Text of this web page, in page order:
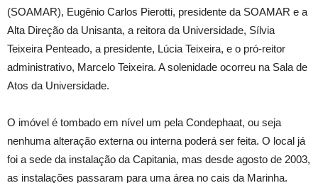
(SOAMAR), Eugênio Carlos Pierotti, presidente da SOAMAR e a
Alta Direção da Unisanta, a reitora da Universidade, Sílvia
Teixeira Penteado, a presidente, Lúcia Teixeira, e o pró-reitor
administrativo, Marcelo Teixeira. A solenidade ocorreu na Sala de
Atos da Universidade.
O imóvel é tombado em nível um pela Condephaat, ou seja
nenhuma alteração externa ou interna poderá ser feita. O local já
foi a sede da instalação da Capitania, mas desde agosto de 2003,
as instalações passaram para uma área no cais da Marinha.